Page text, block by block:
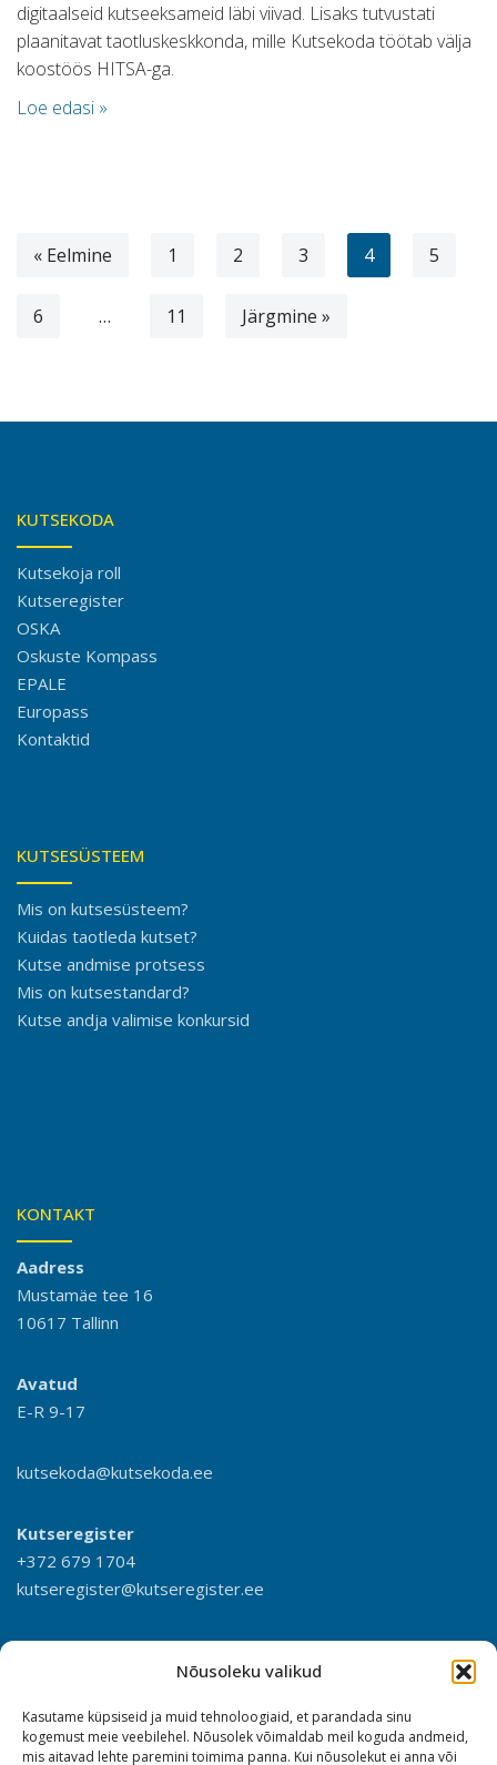
Nõusoleku valikud
Kasutame küpsiseid ja muid tehnoloogiaid, et parandada sinu
kogemust meie veebilehel. Nõusolek võimaldab meil koguda andmeid,
mis aitavad lehte paremini toimima panna. Kui nõusolekut ei anna või
digitaalseid kutseeksameid läbi viivad. Lisaks tutvustati
plaanitavat taotluskeskkonda, mille Kutsekoda töötab välja
koostöös HITSA-ga.
Loe edasi »
« Eelmine 1 2 3 4 5
6 … 11 Järgmine »
KUTSEKODA
Kutsekoja roll
Kutseregister
OSKA
Oskuste Kompass
EPALE
Europass
Kontaktid
KUTSESÜSTEEM
Mis on kutsesüsteem?
Kuidas taotleda kutset?
Kutse andmise protsess
Mis on kutsestandard?
Kutse andja valimise konkursid
KONTAKT
Aadress
Mustamäe tee 16
10617 Tallinn
Avatud
E-R 9-17
kutsekoda@kutsekoda.ee
Kutseregister
+372 679 1704
kutseregister@kutseregister.ee